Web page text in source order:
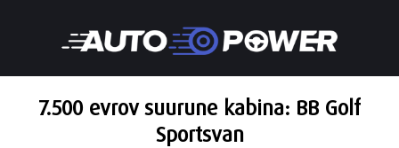
7.500 evrov suurune kabina: BB Golf
Sportsvan